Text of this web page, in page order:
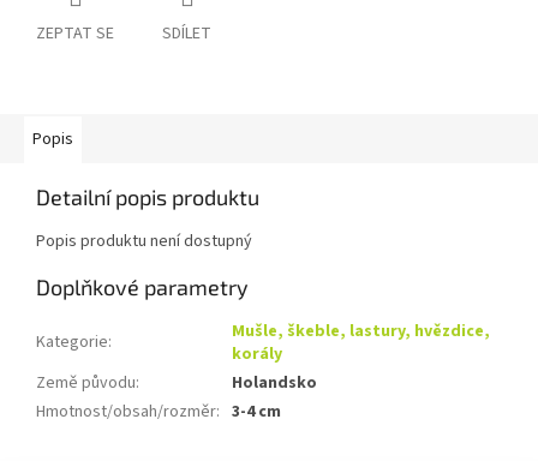
ZEPTAT SE SDÍLET
Popis
Detailní popis produktu
Popis produktu není dostupný
Doplňkové parametry
Kategorie:
Mušle, škeble, lastury, hvězdice,
korály
Země původu:
Holandsko
Hmotnost/obsah/rozměr: 3-4 cm